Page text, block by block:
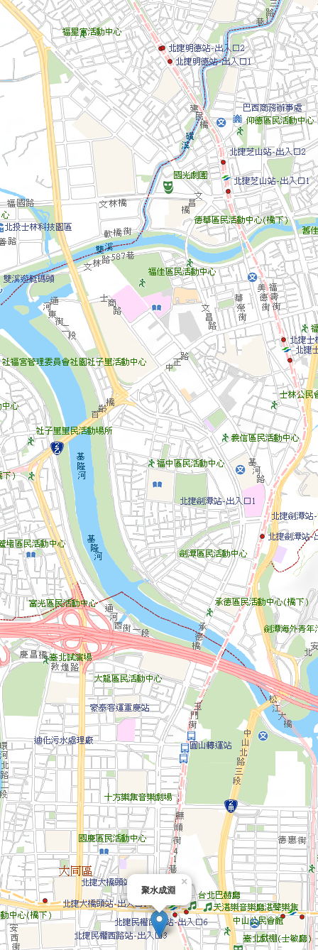
聚水成淵
×